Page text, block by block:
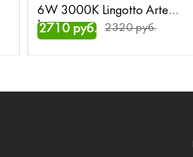
6W 3000K Lingotto Arte
Lamp
2710 руб. 2320 руб.